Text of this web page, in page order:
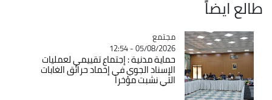
Catégorie
مجتمع
05/08/2026 - 12:54
حماية مدنية : إجتماع تقييمي لعمليات
الإسناد الجوي في إخماد حرائق الغابات
التي نشبت مؤخرا